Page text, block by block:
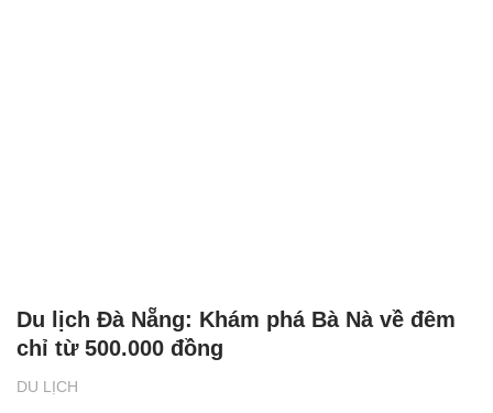
DU LỊCH
Du lịch Đà Nẵng: Khám phá Bà Nà về đêm
chỉ từ 500.000 đồng